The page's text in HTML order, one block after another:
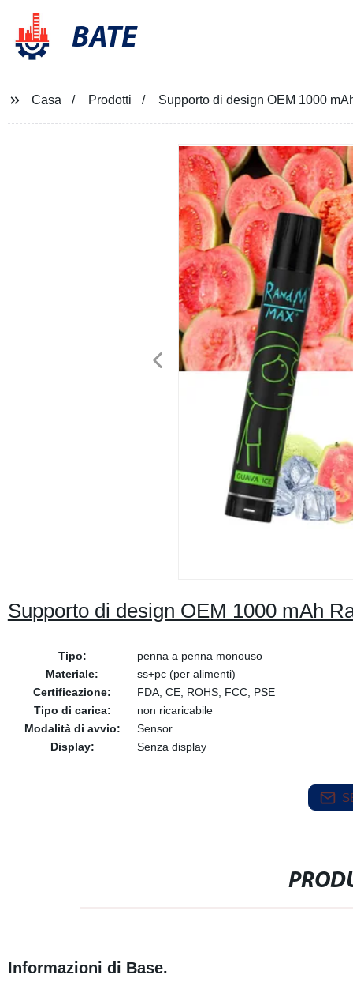
BATE
Casa Prodotti Supporto di design OEM 1000
Supporto di design OEM 1000 mAh
Tipo:
penna a penna monouso
Materiale:
ss+pc (per alimenti)
Certificazione:
FDA, CE, ROHS, FCC, PSE
Tipo di carica:
non ricaricabile
Modalità di avvio:
Sensor
Display:
Senza display
Informazioni di Base.